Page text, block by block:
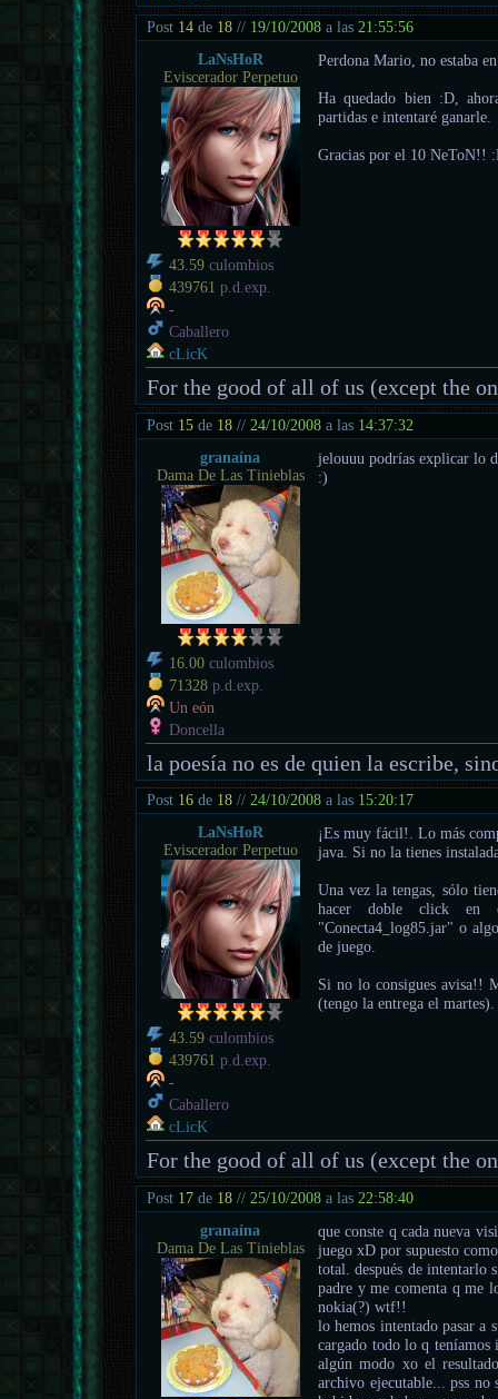
Post 14 de 18 // 19/10/2008 a las 21:55:56
LaNsHoR
Eviscerador Perpetuo
43.59 culombios
439761 p.d.exp.
-
Caballero
cLicK
Perdona Mario, no estaba
Ha quedado bien :D,
partidas e intentaré ganarle.
Gracias por el 10 NeToN!!
For the good of all of us (except the
Post 15 de 18 // 24/10/2008 a las 14:37:32
granaína
Dama De Las Tinieblas
16.00 culombios
71328 p.d.exp.
Un eón
Doncella
jelouuu podrías explicar lo
:)
la poesía no es de quien la escribe,
Post 16 de 18 //24/10/2008 a las 15:20:17
LaNsHoR
Eviscerador Perpetuo
43.59 culombios
439761 p.d.exp.
-
Caballero
cLicK
¡Es muy fácil!. Lo más
java. Si no la tienes
Una vez la tengas, sólo
hacer doble click en
"Conecta4_log85.jar" o
de juego.
Si no lo consigues avisa!!
(tengo la entrega el martes).
For the good of all of us (except the
Post 17 de 18 //25/10/2008 a las22:58:40
granaína
Dama De Las Tinieblas
que conste q cada nueva
juego xD por supuesto
total. después de intentarlo
padre y me comenta q me
nokia(?) wtf!!
lo hemos intentado pasar a
cargado todo lo q
algún modo xo el
archivo ejecutable... pss